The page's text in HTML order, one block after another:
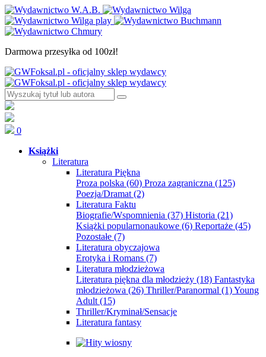
Darmowa przesyłka od 100zł!
0
Książki
Literatura
Literatura Piękna
Proza polska (60) Proza zagraniczna (125)
Poezja/Dramat (2)
Literatura Faktu
Biografie/Wspomnienia (37) Historia (21)
Książki popularnonaukowe (6) Reportaże (45)
Pozostałe (7)
Literatura obyczajowa
Erotyka i Romans (7)
Literatura młodzieżowa
Literatura piękna dla młodzieży (18) Fantastyka
młodzieżowa (26) Thriller/Paranormal (1)Young
Adult (15)
Thriller/Kryminał/Sensacje
Literatura fantasy